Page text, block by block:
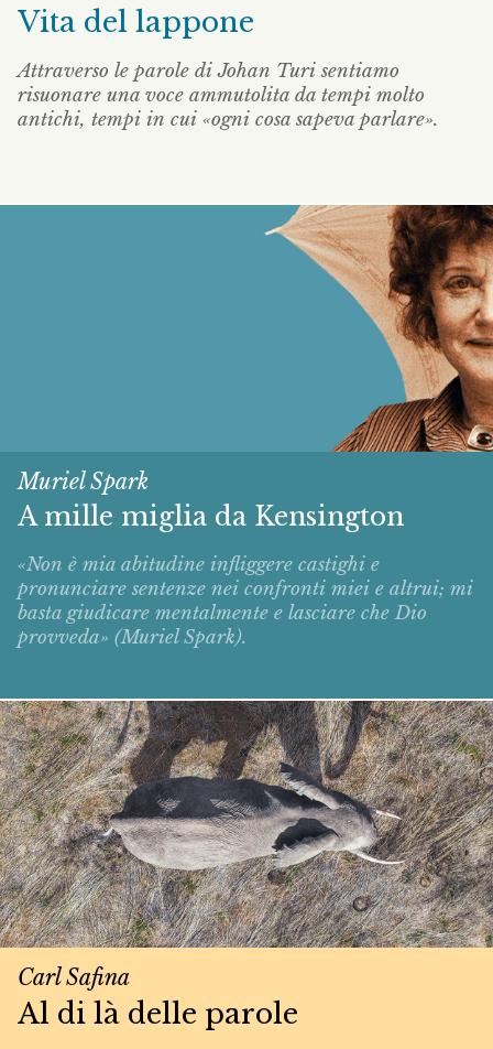
Vita del lappone
Attraverso le parole di Johan Turi sentiamo
risuonare una voce ammutolita da tempi molto
antichi, tempi in cui «ogni cosa sapeva parlare».
Muriel Spark
A mille miglia da Kensington
«Non è mia abitudine infliggere castighi e
pronunciare sentenze nei confronti miei e altrui; mi
basta giudicare mentalmente e lasciare che Dio
provveda» (Muriel Spark).
Carl Safina
Al di là delle parole